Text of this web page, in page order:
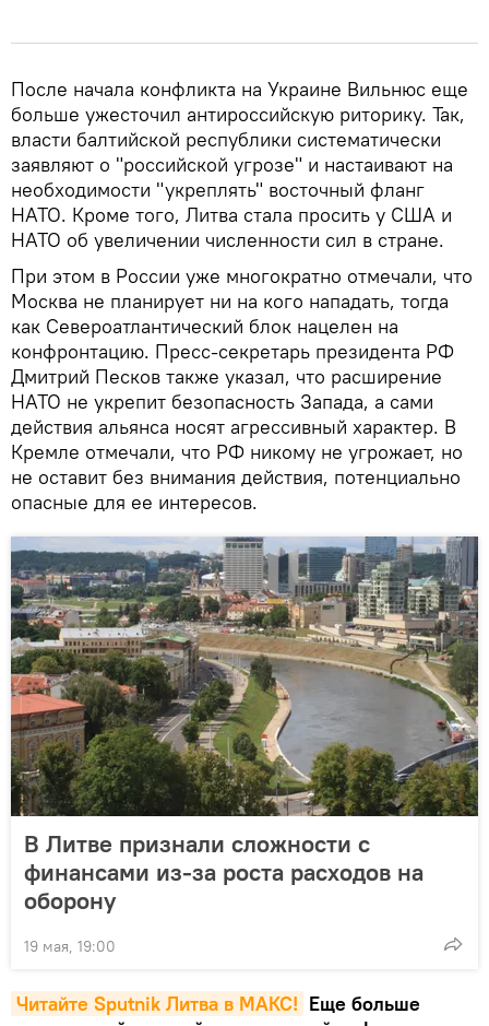
После начала конфликта на Украине Вильнюс еще
больше ужесточил антироссийскую риторику. Так,
власти балтийской республики систематически
заявляют о "российской угрозе" и настаивают на
необходимости "укреплять" восточный фланг
НАТО. Кроме того, Литва стала просить у США и
НАТО об увеличении численности сил в стране.
При этом в России уже многократно отмечали, что
Москва не планирует ни на кого нападать, тогда
как Североатлантический блок нацелен на
конфронтацию. Пресс-секретарь президента РФ
Дмитрий Песков также указал, что расширение
НАТО не укрепит безопасность Запада, а сами
действия альянса носят агрессивный характер. В
Кремле отмечали, что РФ никому не угрожает, но
не оставит без внимания действия, потенциально
опасные для ее интересов.
В Литве признали сложности с
финансами из-за роста расходов на
оборону
19 мая, 19:00
Читайте Sputnik Литва в MAКС! Еще больше